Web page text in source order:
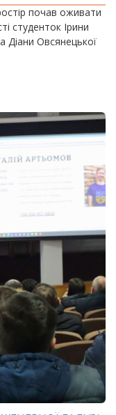
почав оживати
студенток Ірини
Діани Овсянецької